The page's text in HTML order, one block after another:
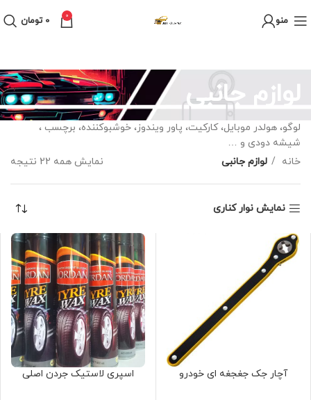
منو 0
0 تومان
لوازم جانبی
لوگو، هولدر موبایل، کارکیت، پاور ویندوز، خوشبوکننده، برچسب ،
شیشه دودی و …
خانه
لوازم جانبی نمایش همه 22 نتیجه
نمایش نوار کناری
آچار جک جغجغه ای خودرو اسپری لاستیک جردن اصلی